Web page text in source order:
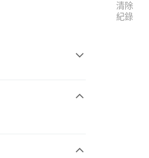
清除
紀錄